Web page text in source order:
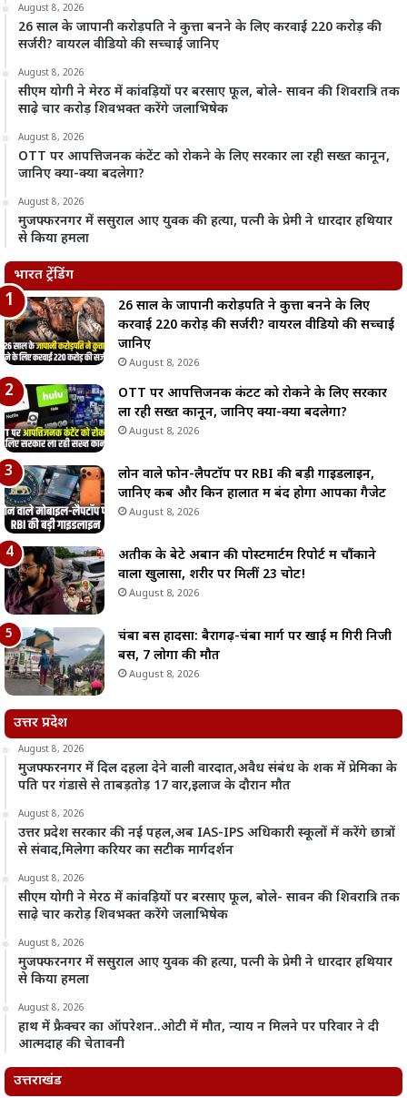
August 8, 2026
26 साल के जापानी करोड़पति ने कुत्ता बनने के लिए करवाई 220 करोड़ की
सर्जरी? वायरल वीडियो की सच्चाई जानिए
August 8, 2026
सीएम योगी ने मेरठ में कांवड़ियों पर बरसाए फूल, बोले- सावन की शिवरात्रि तक
साढ़े चार करोड़ शिवभक्त करेंगे जलाभिषेक
August 8, 2026
OTT पर आपत्तिजनक कंटेंट को रोकने के लिए सरकार ला रही सख्त कानून,
जानिए क्या-क्या बदलेगा?
August 8, 2026
मुजफ्फरनगर में ससुराल आए युवक की हत्या, पत्नी के प्रेमी ने धारदार हथियार
से किया हमला
भारत ट्रेंडिंग
26 साल के जापानी करोड़पति ने कुत्ता बनने के लिए
करवाई 220 करोड़ की सर्जरी? वायरल वीडियो की सच्चाई
जानिए
August 8, 2026
OTT पर आपत्तिजनक कंटेंट को रोकने के लिए सरकार
ला रही सख्त कानून, जानिए क्या-क्या बदलेगा?
August 8, 2026
लोन वाले फोन-लैपटॉप पर RBI की बड़ी गाइडलाइन,
जानिए कब और किन हालात में बंद होगा आपका गैजेट
August 8, 2026
अतीक के बेटे अबान की पोस्टमार्टम रिपोर्ट में चौंकाने
वाला खुलासा, शरीर पर मिलीं 23 चोटें!
August 8, 2026
चंबा बस हादसा: बैरागढ़-चंबा मार्ग पर खाई में गिरी निजी
बस, 7 लोगों की मौत
August 8, 2026
उत्तर प्रदेश
August 8, 2026
मुजफ्फरनगर में दिल दहला देने वाली वारदात,अवैध संबंध के शक में प्रेमिका के
पति पर गंडासे से ताबड़तोड़ 17 वार,इलाज के दौरान मौत
August 8, 2026
उत्तर प्रदेश सरकार की नई पहल,अब IAS-IPS अधिकारी स्कूलों में करेंगे छात्रों
से संवाद,मिलेगा करियर का सटीक मार्गदर्शन
August 8, 2026
सीएम योगी ने मेरठ में कांवड़ियों पर बरसाए फूल, बोले- सावन की शिवरात्रि तक
साढ़े चार करोड़ शिवभक्त करेंगे जलाभिषेक
August 8, 2026
मुजफ्फरनगर में ससुराल आए युवक की हत्या, पत्नी के प्रेमी ने धारदार हथियार
से किया हमला
August 8, 2026
हाथ में फ्रैक्चर का ऑपरेशन..ओटी में मौत, न्याय न मिलने पर परिवार ने दी
आत्मदाह की चेतावनी
उत्तराखंड